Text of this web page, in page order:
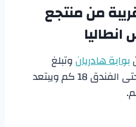
منمنتجع
بوابة هادريانوتبلغ
وحتى الفندق 18 كم ويبتعد